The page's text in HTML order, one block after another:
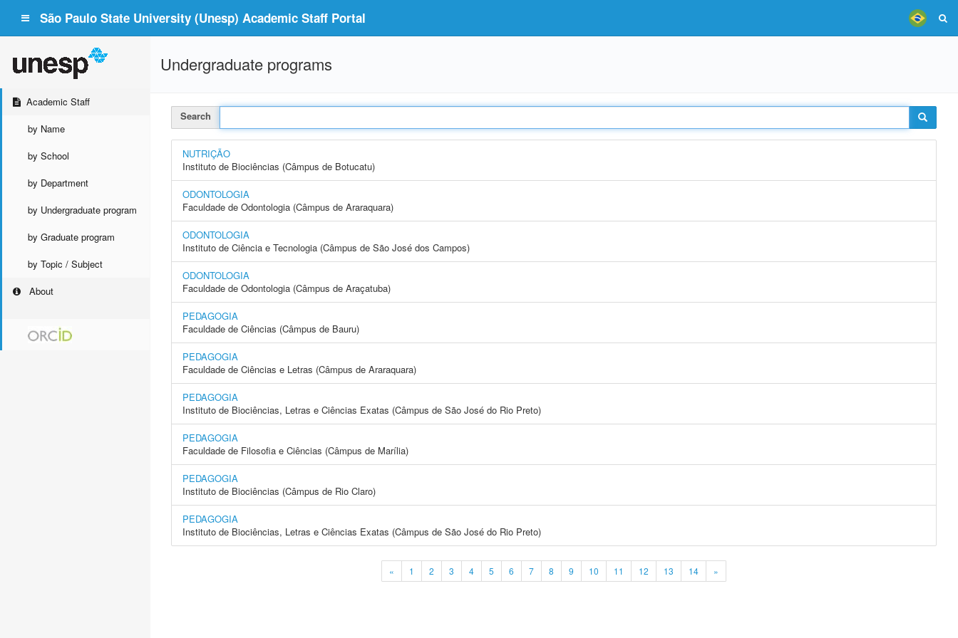
São Paulo State University (Unesp) Academic Staff Portal
Academic Staff
by Name
by School
by Department
by Undergraduate program
by Graduate program
by Topic / Subject
About
Undergraduate programs
Search
NUTRIÇÃO
Instituto de Biociências (Câmpus de Botucatu)
ODONTOLOGIA
Faculdade de Odontologia (Câmpus de Araraquara)
ODONTOLOGIA
Instituto de Ciência e Tecnologia (Câmpus de São José dos Campos)
ODONTOLOGIA
Faculdade de Odontologia (Câmpus de Araçatuba)
PEDAGOGIA
Faculdade de Ciências (Câmpus de Bauru)
PEDAGOGIA
Faculdade de Ciências e Letras (Câmpus de Araraquara)
PEDAGOGIA
Instituto de Biociências, Letras e Ciências Exatas (Câmpus de São José do Rio Preto)
PEDAGOGIA
Faculdade de Filosofia e Ciências (Câmpus de Marília)
PEDAGOGIA
Instituto de Biociências (Câmpus de Rio Claro)
PEDAGOGIA
Instituto de Biociências, Letras e Ciências Exatas (Câmpus de São José do Rio Preto)
« 1 2 3 4 5 6 7 8 9 10 11 12 13 14 »